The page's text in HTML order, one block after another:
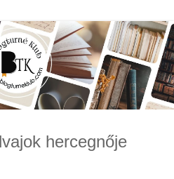
hercegnője